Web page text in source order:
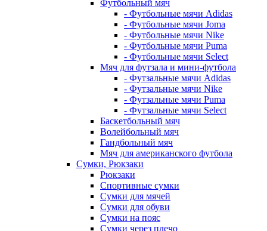
Футбольный мяч
- Футбольные мячи Adidas
- Футбольные мячи Joma
- Футбольные мячи Nike
- Футбольные мячи Puma
- Футбольные мячи Select
Мяч для футзала и мини-футбола
- Футзальные мячи Adidas
- Футзальные мячи Nike
- Футзальные мячи Puma
- Футзальные мячи Select
Баскетбольный мяч
Волейбольный мяч
Гандбольный мяч
Мяч для американского футбола
Сумки, Рюкзаки
Рюкзаки
Спортивные сумки
Сумки для мячей
Сумки для обуви
Сумки на пояс
Сумки через плечо